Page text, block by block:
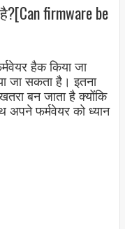
firmware be
हैक किया जा
जा सकता है। इतना
बन जाता है क्योंकि
अपने फर्मवेयर को ध्यान